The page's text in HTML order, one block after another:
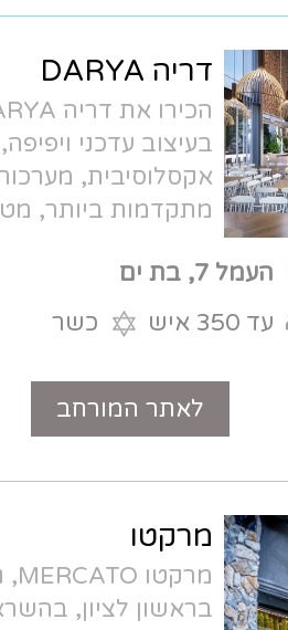
הכירו את דריה DARYA. אולם אירועים
אווירה
טכנולוגיות
מטבח שף איכותי.
בתחום האירועים
טלפון
מרקטו MERCATO, גן אירועים חדש
בהשראת השווקים